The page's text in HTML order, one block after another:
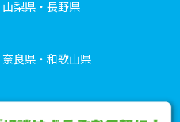
梨県・長野県
良県・和歌山県